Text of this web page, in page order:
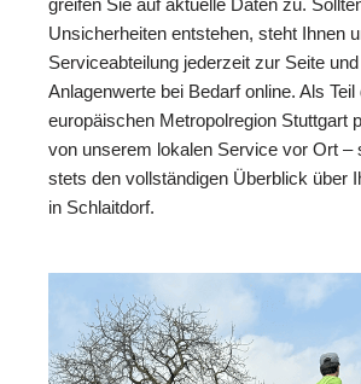
greifen Sie auf aktuelle Daten zu.
Unsicherheiten entstehen, steht Ihnen
Serviceabteilung jederzeit zur Seite
Anlagenwerte bei Bedarf online. Als Teil
europäischen Metropolregion Stuttgart
von unserem lokalen Service vor Ort –
stets den vollständigen Überblick über
in Schlaitdorf.